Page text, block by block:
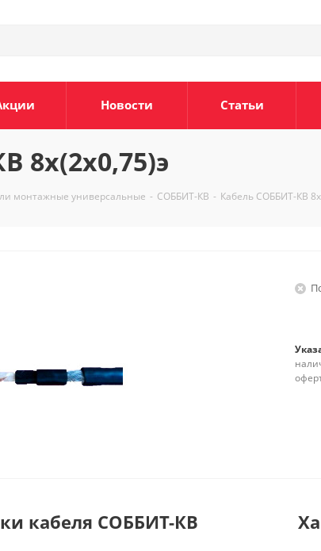
Новости Статьи
8х(2х0,75)э
монтажные универсальные - СОББИТ-КВ - Кабель СОББИТ-КВ
кабеля СОББИТ-КВ